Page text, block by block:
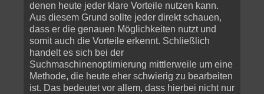
denen heute jeder klare Vorteile nutzen kann.
Aus diesem Grund sollte jeder direkt schauen,
dass er die genauen Möglichkeiten nutzt und
somit auch die Vorteile erkennt. Schließlich
handelt es sich bei der
Suchmaschinenoptimierung mittlerweile um eine
Methode, die heute eher schwierig zu bearbeiten
ist. Das bedeutet vor allem, dass hierbei nicht nur